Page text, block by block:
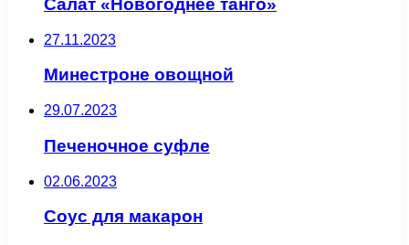
Салат «Новогоднее танго»
27.11.2023
Минестроне овощной
29.07.2023
Печеночное суфле
02.06.2023
Соус для макарон